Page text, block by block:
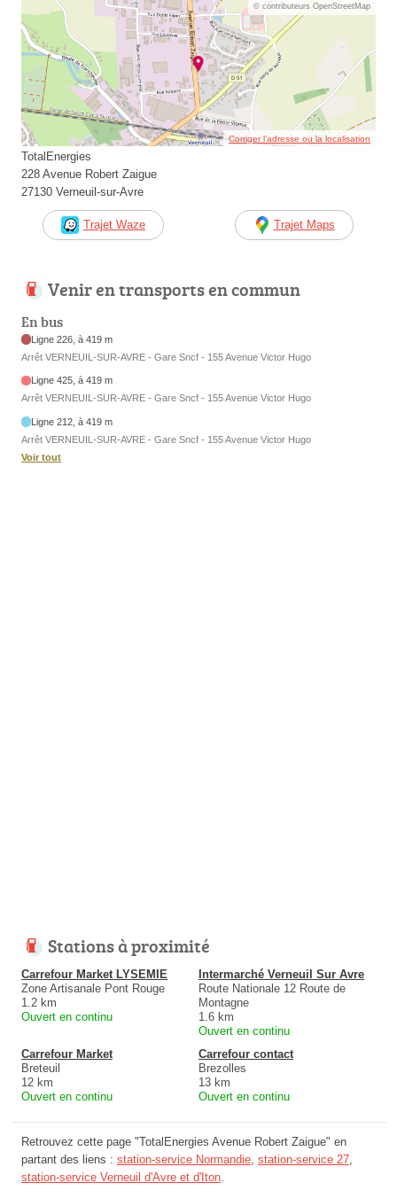
© contributeurs OpenStreetMap
Corriger l’adresse ou la localisation
TotalEnergies
228 Avenue Robert Zaigue
27130 Verneuil-sur-Avre
Trajet Waze Trajet Maps
Venir en transports en commun
En bus
Ligne 226, à 419 m
Arrêt VERNEUIL-SUR-AVRE - Gare Sncf - 155 Avenue Victor Hugo
Ligne 425, à 419 m
Arrêt VERNEUIL-SUR-AVRE - Gare Sncf - 155 Avenue Victor Hugo
Ligne 212, à 419 m
Arrêt VERNEUIL-SUR-AVRE - Gare Sncf - 155 Avenue Victor Hugo
Voir tout
Stations à proximité
Carrefour Market LYSEMIE
Zone Artisanale Pont Rouge
1.2 km
Ouvert en continu
Intermarché Verneuil Sur Avre
Route Nationale 12 Route de
Montagne
1.6 km
Ouvert en continu
Carrefour Market
Breteuil
12 km
Ouvert en continu
Carrefour contact
Brezolles
13 km
Ouvert en continu
Retrouvez cette page "TotalEnergies Avenue Robert Zaigue" en
partant des liens : station-service Normandie station-service 27
station-service Verneuil d'Avre et d'Iton